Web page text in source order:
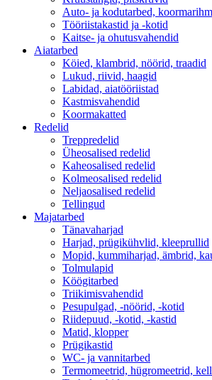
Auto- ja kodutarbed,
Tööriistakastid ja -kotid
Kaitse- ja ohutusvahendid
Aiatarbed
Köied, klambrid, nöörid, traadid
Lukud, riivid, haagid
Labidad, aiatööriistad
Kastmisvahendid
Koormakatted
Redelid
Treppredelid
Üheosalised redelid
Kaheosalised redelid
Kolmeosalised redelid
Neljaosalised redelid
Tellingud
Majatarbed
Tänavaharjad
Harjad, prügikühvlid, kleeprullid
Mopid, kummiharjad, ämbrid,
Tolmulapid
Köögitarbed
Triikimisvahendid
Pesupulgad, -nöörid, -kotid
Riidepuud, -kotid, -kastid
Matid, klopper
Prügikastid
WC- ja vannitarbed
Termomeetrid, hügromeetrid,